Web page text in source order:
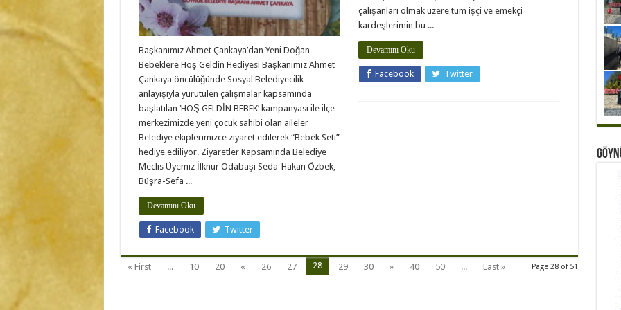
çalışanları olmak üzere tüm işçi ve emekçi
kardeşlerimin bu ...
Devamını Oku
Facebook Twitter
Başkanımız Ahmet Çankaya’dan Yeni Doğan
Bebeklere Hoş Geldin Hediyesi Başkanımız Ahmet
Çankaya öncülüğünde Sosyal Belediyecilik
anlayışıyla yürütülen çalışmalar kapsamında
başlatılan ‘HOŞ GELDİN BEBEK’ kampanyası ile ilçe
merkezimizde yeni çocuk sahibi olan aileler
Belediye ekiplerimizce ziyaret edilerek “Bebek Seti”
hediye ediliyor. Ziyaretler Kapsamında Belediye
Meclis Üyemiz İlknur Odabaşı Seda-Hakan Özbek,
Büşra-Sefa ...
Devamını Oku
Facebook Twitter
Page 28 of 51
« First ... 10 20 « 26 27 28 29 30 » 40 50 ... Last »